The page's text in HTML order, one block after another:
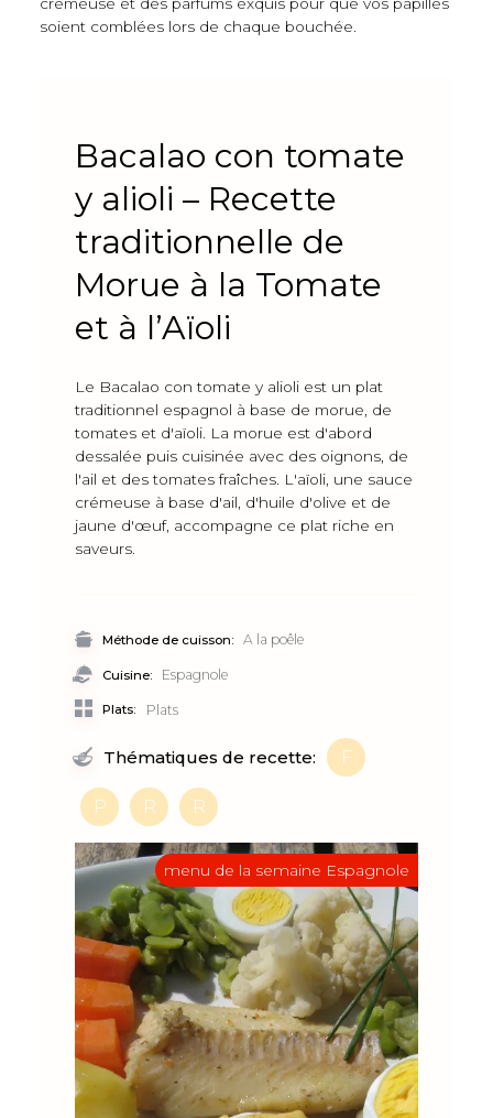
soient comblées lors de chaque bouchée.
Bacalao con tomate
y alioli – Recette
traditionnelle de
Morue à la Tomate
et à l’Aïoli
Le Bacalao con tomate y alioli est un plat
traditionnel espagnol à base de morue, de
tomates et d'aïoli. La morue est d'abord
dessalée puis cuisinée avec des oignons, de
l'ail et des tomates fraîches. L'aïoli, une sauce
crémeuse à base d'ail, d'huile d'olive et de
jaune d'œuf, accompagne ce plat riche en
saveurs.
Méthode de cuisson: A la poêle
Cuisine: Espagnole
Plats: Plats
Thématiques de recette: F
P R R
menu de la semaine Espagnole